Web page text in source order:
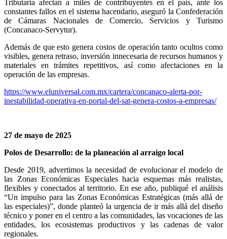
Tributaria afectan a miles de contribuyentes en el país, ante los
constantes fallos en el sistema hacendario, aseguró la Confederación
de Cámaras Nacionales de Comercio, Servicios y Turismo
(Concanaco-Servytur).
Además de que esto genera costos de operación tanto ocultos como
visibles, genera retraso, inversión innecesaria de recursos humanos y
materiales en trámites repetitivos, así como afectaciones en la
operación de las empresas.
https://www.eluniversal.com.mx/cartera/concanaco-alerta-por-
inestabilidad-operativa-en-portal-del-sat-genera-costos-a-empresas/
27 de mayo de 2025
Polos de Desarrollo: de la planeación al arraigo local
Desde 2019, advertimos la necesidad de evolucionar el modelo de
las Zonas Económicas Especiales hacia esquemas más realistas,
flexibles y conectados al territorio. En ese año, publiqué el análisis
“Un impulso para las Zonas Económicas Estratégicas (más allá de
las especiales)”, donde planteó la urgencia de ir más allá del diseño
técnico y poner en el centro a las comunidades, las vocaciones de las
entidades, los ecosistemas productivos y las cadenas de valor
regionales.